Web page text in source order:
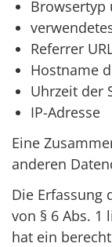
Browsertyp
Referrer
Hostname
Uhrzeit der
IP-Adresse
Eine
anderen
Die Erfassung
von § 6 Abs. 1
hat ein